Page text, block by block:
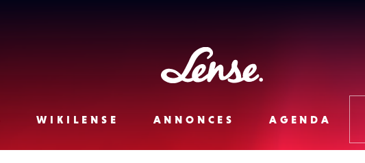
Lense
WIKILENSE ANNONCES AGENDA